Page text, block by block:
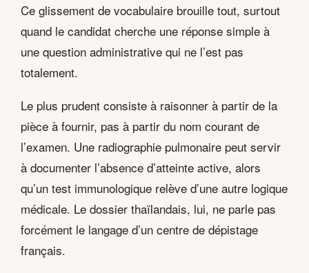
Ce glissement de vocabulaire brouille tout, surtout
quand le candidat cherche une réponse simple à
une question administrative qui ne l’est pas
totalement.
Le plus prudent consiste à raisonner à partir de la
pièce à fournir, pas à partir du nom courant de
l’examen. Une radiographie pulmonaire peut servir
à documenter l’absence d’atteinte active, alors
qu’un test immunologique relève d’une autre logique
médicale. Le dossier thaïlandais, lui, ne parle pas
forcément le langage d’un centre de dépistage
français.